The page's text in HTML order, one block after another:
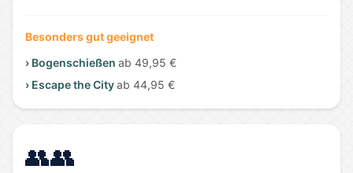
Besonders gut geeignet
› Bogenschießen ab 49,95 €
› Escape the Cityab 44,95 €
👥👥